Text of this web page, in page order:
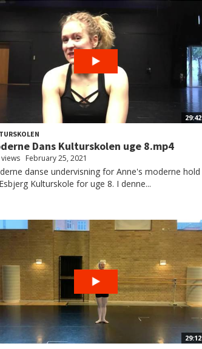
29:42
Dans Kulturskolen uge 8.mp4
February 25, 2021
danse undervisning for Anne's moderne hold
Kulturskole for uge 8. I denne...
29:12